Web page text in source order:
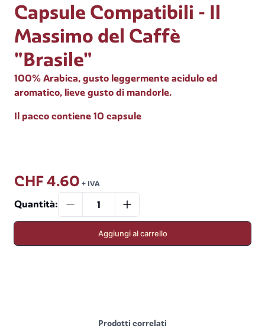
Capsule Compatibili - Il
Massimo del Caffè
"Brasile"
100% Arabica, gusto leggermente acidulo ed
aromatico, lieve gusto di mandorle.
Il pacco contiene 10 capsule
CHF 4.60 + IVA
Quantità:
Aggiungi al carrello
Prodotti correlati